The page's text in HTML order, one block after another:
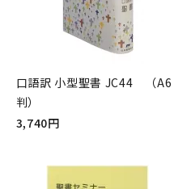
口語訳 小型聖書 JC44 （A6
判）
3,740円